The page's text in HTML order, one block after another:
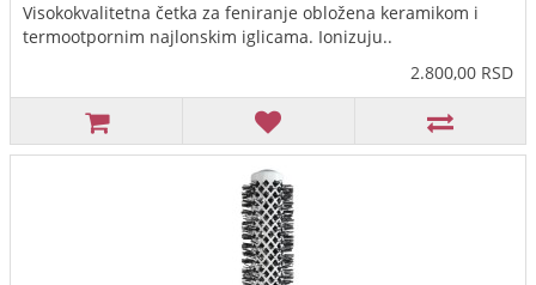
Visokokvalitetna četka za feniranje obložena keramikom i
termootpornim najlonskim iglicama. Ionizuju..
2.800,00 RSD